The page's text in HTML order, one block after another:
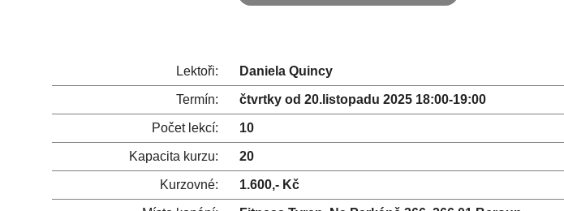
Lektoři: Daniela Quincy
Termín: čtvrtky od 20.listopadu 2025 18:00-19:00
Počet lekcí: 10
Kapacita kurzu: 20
Kurzovné: 1.600,- Kč